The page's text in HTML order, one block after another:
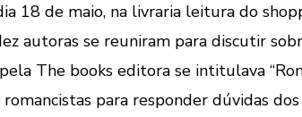
18 de maio, na livraria leitura do
autoras se reuniram para discutir
The books editora se intitulava
para responder dúvidas